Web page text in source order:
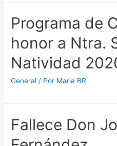
Programa de
honor a Ntra.
Natividad
General / Por Maria BR
Fallece Don